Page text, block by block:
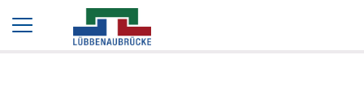
Startseite SPREEWALDATELIER 2023